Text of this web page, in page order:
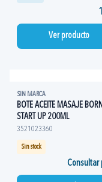
Ver producto
SIN MARCA
BOTE ACEITE MASAJE
START UP 200ML
3521023360
Sin stock
Consultar